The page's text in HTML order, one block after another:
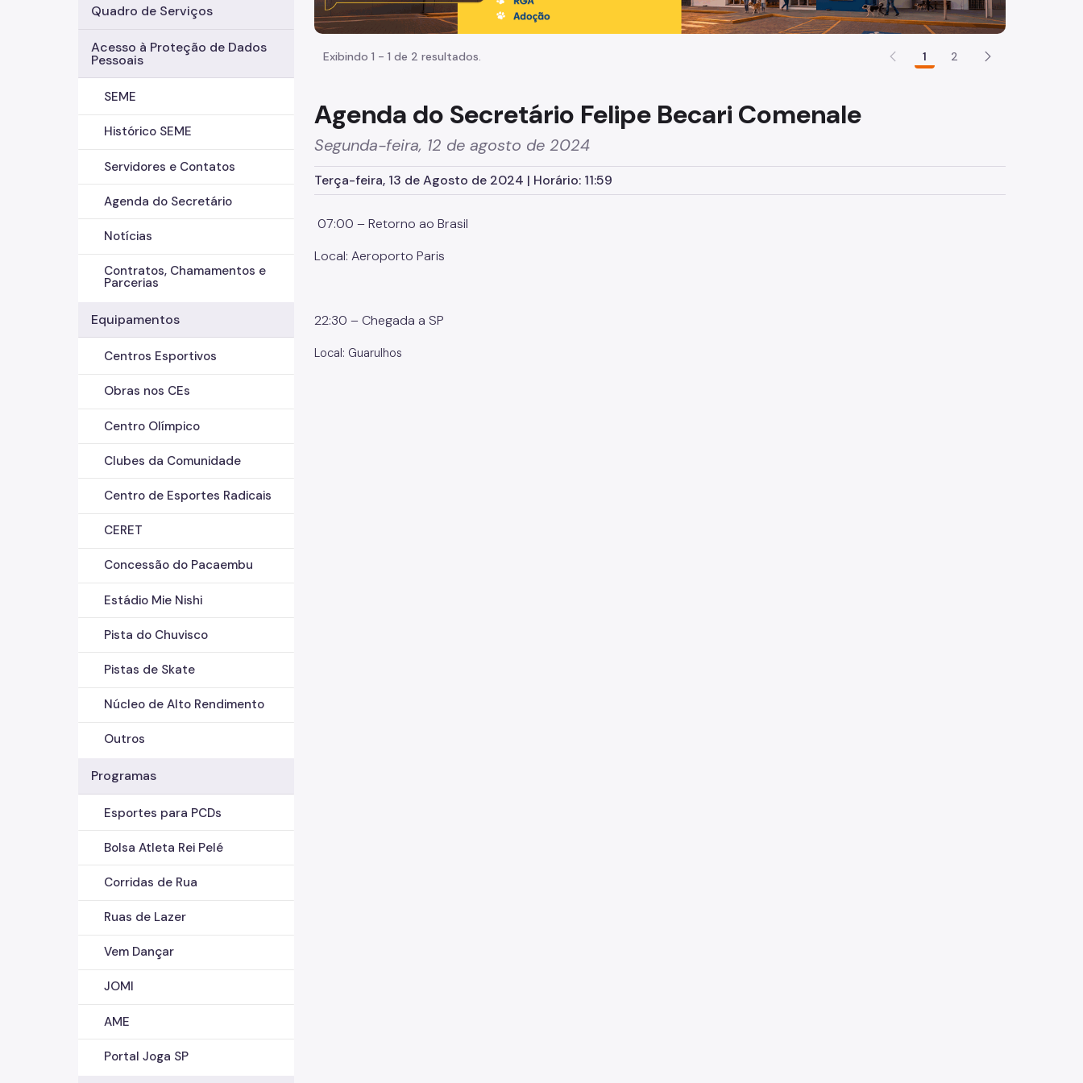
Quadro de Serviços
Acesso à Proteção de Dados
Pessoais
SEME
Histórico SEME
Servidores e Contatos
Agenda do Secretário
Notícias
Contratos, Chamamentos e
Parcerias
Equipamentos
Centros Esportivos
Obras nos CEs
Centro Olímpico
Clubes da Comunidade
Centro de Esportes Radicais
CERET
Concessão do Pacaembu
Estádio Mie Nishi
Pista do Chuvisco
Pistas de Skate
Núcleo de Alto Rendimento
Outros
Programas
Esportes para PCDs
Bolsa Atleta Rei Pelé
Corridas de Rua
Ruas de Lazer
Vem Dançar
JOMI
AME
Portal Joga SP
Exibindo 1 - 1 de 2 resultados. 1 2
Agenda do Secretário Felipe Becari Comenale
Segunda-feira, 12 de agosto de 2024
Terça-feira, 13 de Agosto de 2024 | Horário: 11:59
07:00 – Retorno ao Brasil
Local: Aeroporto Paris
22:30 – Chegada a SP
Local: Guarulhos